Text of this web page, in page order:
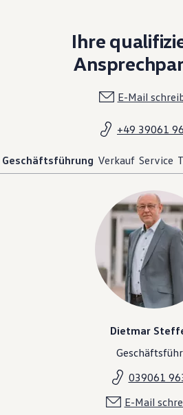
Ihre
E-Mail
+49 39061
Geschäftsführung Verkauf Service
Dietmar
039061
E-Mail